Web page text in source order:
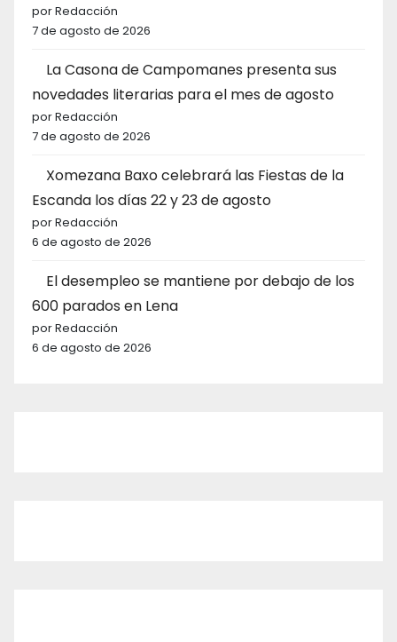
por Redacción
7 de agosto de 2026
La Casona de Campomanes presenta sus
novedades literarias para el mes de agosto
por Redacción
7 de agosto de 2026
Xomezana Baxo celebrará las Fiestas de la
Escanda los días 22 y 23 de agosto
por Redacción
6 de agosto de 2026
El desempleo se mantiene por debajo de los
600 parados en Lena
por Redacción
6 de agosto de 2026